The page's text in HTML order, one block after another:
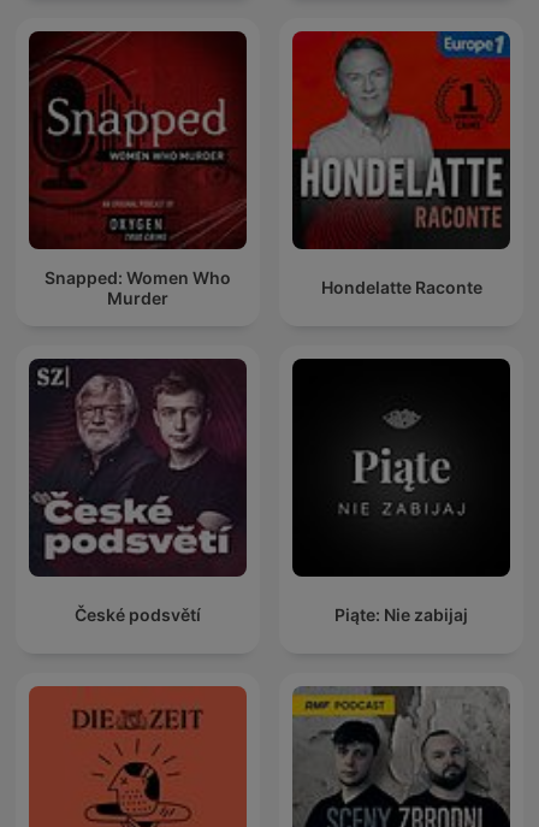
Snapped: Women Who
Murder
Hondelatte Raconte
České podsvětí Piąte: Nie zabijaj